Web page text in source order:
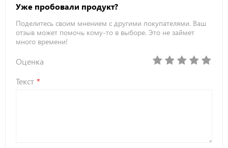
Уже пробовали продукт?
Поделитесь своим мнением с другими покупателями. Ваш
отзыв может помочь кому-то в выборе. Это не займет
много времени!
Оценка
Текст